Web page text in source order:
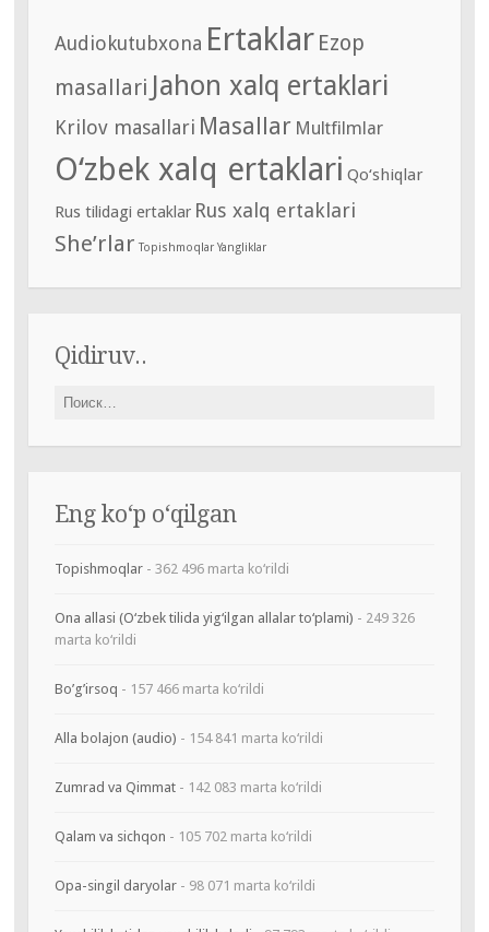
Audiokutubxona Ertaklar Ezop
masallari Jahon xalq ertaklari
Krilov masallari Masallar Multfilmlar
O‘zbek xalq ertaklari Qo‘shiqlar
Rus tilidagi ertaklar Rus xalq ertaklari
She’rlar Topishmoqlar Yangliklar
Qidiruv..
Найти:
Eng ko‘p o‘qilgan
Topishmoqlar- 362 496 marta ko‘rildi
Ona allasi (O‘zbek tilida yig‘ilgan allalar to‘plami) - 249 326
marta ko‘rildi
Bo’g’irsoq - 157 466 marta ko‘rildi
Alla bolajon (audio) - 154 841 marta ko‘rildi
Zumrad va Qimmat- 142 083 marta ko‘rildi
Qalam va sichqon - 105 702 marta ko‘rildi
Opa-singil daryolar- 98 071 marta ko‘rildi